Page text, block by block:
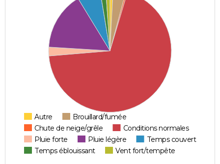
Autre
Brouillard/fumée
Chute de neige/grêle
Conditions normales
Pluie forte
Pluie légère
Temps couvert
Temps éblouissant
Vent fort/tempête